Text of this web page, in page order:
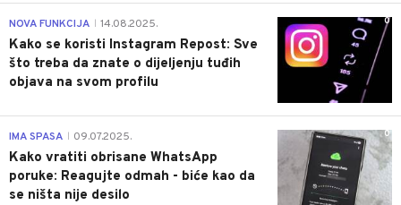
0
NOVA FUNKCIJA 14.08.2025.
Kako se koristi Instagram Repost: Sve
što treba da znate o dijeljenju tuđih
objava na svom profilu
0
IMA SPASA 09.07.2025.
Kako vratiti obrisane WhatsApp
poruke: Reagujte odmah - biće kao da
se ništa nije desilo